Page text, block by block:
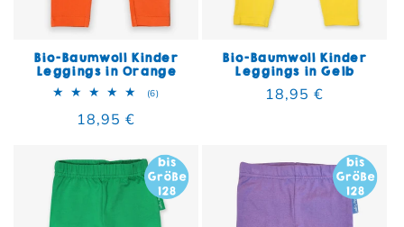
Bio-Baumwoll Kinder
Leggings in Orange
(6)6 Bewertungen insgesamt
Normaler Preis
18,95 €
Bio-Baumwoll Kinder
Leggings in Gelb
Normaler Preis
18,95 €